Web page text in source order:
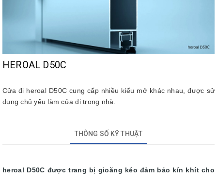
HEROAL D50C
Cửa đi heroal D50C cung cấp nhiều kiểu mở khác nhau, được sử
dụng chủ yếu làm cửa đi trong nhà.
THÔNG SỐ KỸ THUẬT
heroal D50C được trang bị gioăng kéo đảm bảo kín khít cho